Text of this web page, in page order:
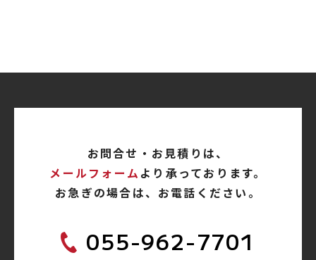
お問合せ・お見積りは、
メールフォーム より承っております。
お急ぎの場合は、お電話ください。
055-962-7701